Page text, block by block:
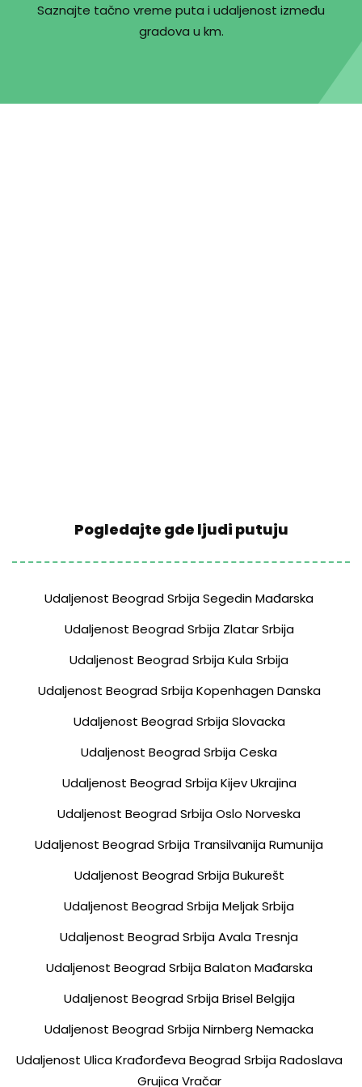
Saznajte tačno vreme puta i udaljenost između
gradova u km.
Pogledajte gde ljudi putuju
Udaljenost Beograd Srbija Segedin Mađarska
Udaljenost Beograd Srbija Zlatar Srbija
Udaljenost Beograd Srbija Kula Srbija
Udaljenost Beograd Srbija Kopenhagen Danska
Udaljenost Beograd Srbija Slovacka
Udaljenost Beograd Srbija Ceska
Udaljenost Beograd Srbija Kijev Ukrajina
Udaljenost Beograd Srbija Oslo Norveska
Udaljenost Beograd Srbija Transilvanija Rumunija
Udaljenost Beograd Srbija Bukurešt
Udaljenost Beograd Srbija Meljak Srbija
Udaljenost Beograd Srbija Avala Tresnja
Udaljenost Beograd Srbija Balaton Mađarska
Udaljenost Beograd Srbija Brisel Belgija
Udaljenost Beograd Srbija Nirnberg Nemacka
Udaljenost Ulica Krađorđeva Beograd Srbija Radoslava
Grujica Vračar